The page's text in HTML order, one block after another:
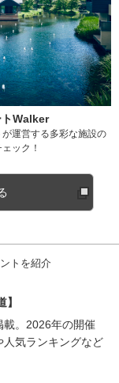
Walker
運営する多彩な施設の
ック！
トを紹介
載。2026年の開催
人気ランキングなど